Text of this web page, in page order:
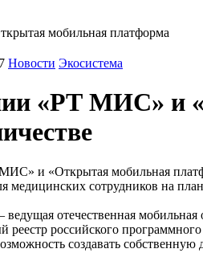
мобильная платформа
Новости Экосистема
«РТ МИС» и
и «Открытая мобильная
медицинских сотрудников на
отечественная мобильная
реестр российского
создавать